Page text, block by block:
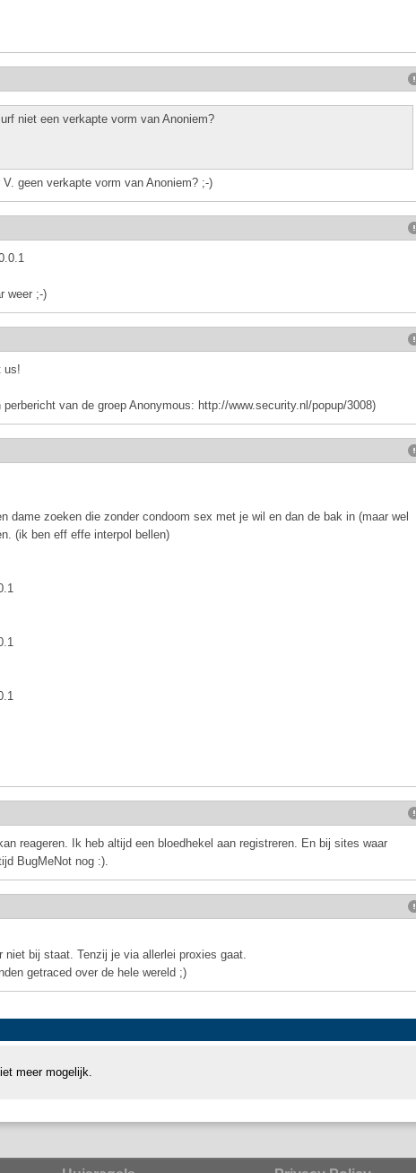
niet een verkapte vorm van Anoniem?
geen verkapte vorm van Anoniem? ;-)
weer ;-)
us!
van de groep Anonymous: http://www.security.nl/popup/3008)
dame zoeken die zonder condoom sex met je wil en dan de bak in (maar wel
(ik ben eff effe interpol bellen)
reageren. Ik heb altijd een bloedhekel aan registreren. En bij sites waar
BugMeNot nog :).
bij staat. Tenzij je via allerlei proxies gaat.
getraced over de hele wereld ;)
meer mogelijk.